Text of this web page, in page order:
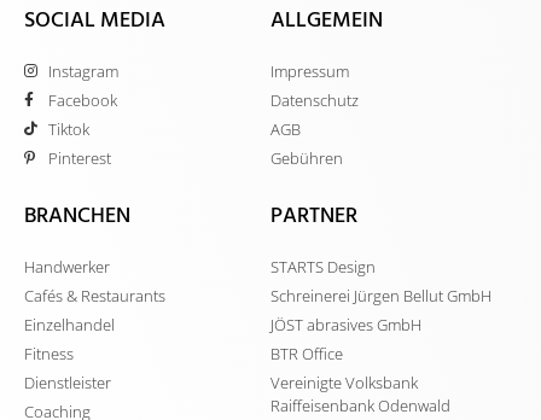
SOCIAL MEDIA
Instagram
Facebook
Tiktok
Pinterest
ALLGEMEIN
Impressum
Datenschutz
AGB
Gebühren
BRANCHEN
Handwerker
Cafés & Restaurants
Einzelhandel
Fitness
Dienstleister
Coaching
PARTNER
STARTS Design
Schreinerei Jürgen Bellut GmbH
JÖST abrasives GmbH
BTR Office
Vereinigte Volksbank
Raiffeisenbank Odenwald